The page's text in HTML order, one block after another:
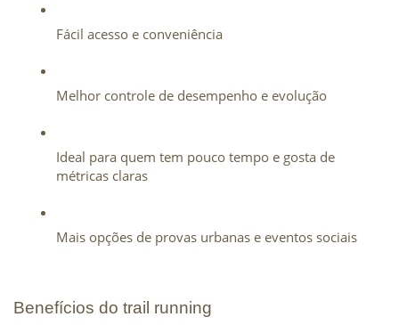
Fácil acesso e conveniência
Melhor controle de desempenho e evolução
Ideal para quem tem pouco tempo e gosta de
métricas claras
Mais opções de provas urbanas e eventos sociais
Benefícios do trail running